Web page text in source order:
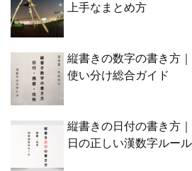
上手なまとめ方
縦書きの数字の書き方
使い分け総合ガイド
縦書きの日付の書き方
日の正しい漢数字ルール